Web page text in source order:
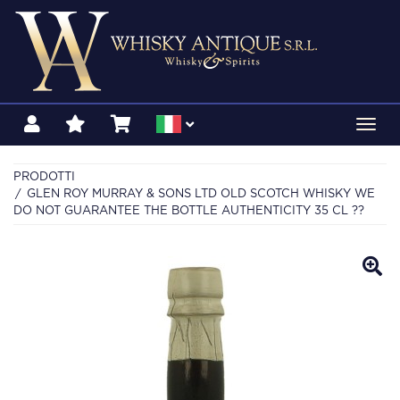
PRODOTTI
GLEN ROY MURRAY & SONS LTD OLD SCOTCH WHISKY WE
DO NOT GUARANTEE THE BOTTLE AUTHENTICITY 35 CL ??